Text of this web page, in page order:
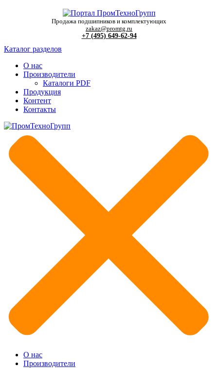
Продажа подшипников и комплектующих
zakaz@promtg.ru
+7 (495) 649-62-94
Каталог разделов
О нас
Производители
Каталоги PDF
Продукция
Контент
Контакты
О нас
Производители